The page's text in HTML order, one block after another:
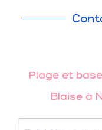
Plage et
Blaise à